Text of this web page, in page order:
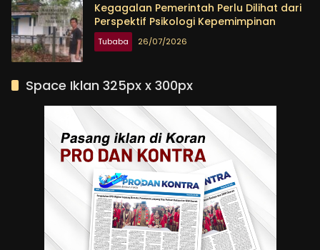
Kegagalan Pemerintah Perlu Dilihat dari
Perspektif Psikologi Kepemimpinan
Tubaba 26/07/2026
Space Iklan 325px x 300px